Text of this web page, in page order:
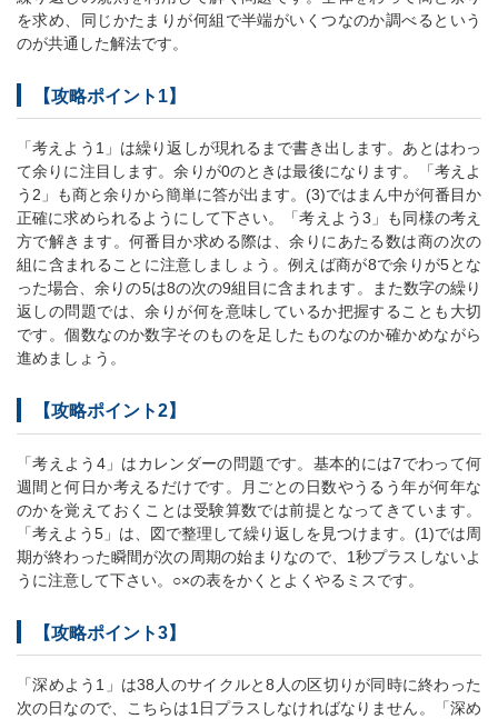
を求め、同じかたまりが何組で半端がいくつなのか調べるという
のが共通した解法です。
【攻略ポイント1】
「考えよう1」は繰り返しが現れるまで書き出します。あとはわっ
て余りに注目します。余りが0のときは最後になります。「考えよ
う2」も商と余りから簡単に答が出ます。(3)ではまん中が何番目か
正確に求められるようにして下さい。「考えよう3」も同様の考え
方で解きます。何番目か求める際は、余りにあたる数は商の次の
組に含まれることに注意しましょう。例えば商が8で余りが5とな
った場合、余りの5は8の次の9組目に含まれます。また数字の繰り
返しの問題では、余りが何を意味しているか把握することも大切
です。個数なのか数字そのものを足したものなのか確かめながら
進めましょう。
【攻略ポイント2】
「考えよう4」はカレンダーの問題です。基本的には7でわって何
週間と何日か考えるだけです。月ごとの日数やうるう年が何年な
のかを覚えておくことは受験算数では前提となってきています。
「考えよう5」は、図で整理して繰り返しを見つけます。(1)では周
期が終わった瞬間が次の周期の始まりなので、1秒プラスしないよ
うに注意して下さい。○×の表をかくとよくやるミスです。
【攻略ポイント3】
「深めよう1」は38人のサイクルと8人の区切りが同時に終わった
次の日なので、こちらは1日プラスしなければなりません。「深め